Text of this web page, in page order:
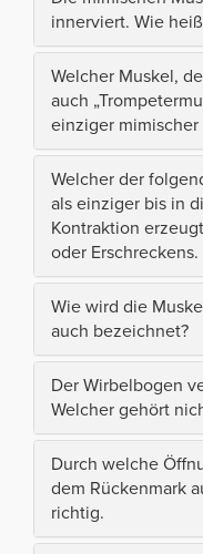
innerviert. Wie
Welcher Muskel,
auch
einziger
Welcher der
als einziger bis in
Kontraktion
oder Erschreckens.
Wie wird die
auch bezeichnet?
Der Wirbelbogen
Welcher gehört
Durch welche
dem Rückenmark
richtig.